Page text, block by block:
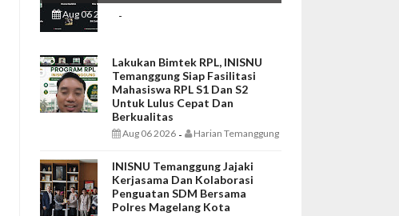
Aug 06 2026 -
Lakukan Bimtek RPL, INISNU
Temanggung Siap Fasilitasi
Mahasiswa RPL S1 Dan S2
Untuk Lulus Cepat Dan
Berkualitas
Aug 06 2026 - Harian Temanggung
INISNU Temanggung Jajaki
Kerjasama Dan Kolaborasi
Penguatan SDM Bersama
Polres Magelang Kota